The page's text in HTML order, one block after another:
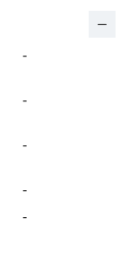
-
-
-
-
-